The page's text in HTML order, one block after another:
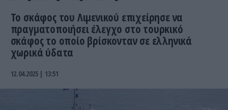
Το σκάφος του Λιμενικού επιχείρησε να
πραγματοποιήσει έλεγχο στο τουρκικό
σκάφος το οποίο βρίσκονταν σε ελληνικά
χωρικά ύδατα
12.04.2025 | 13:51